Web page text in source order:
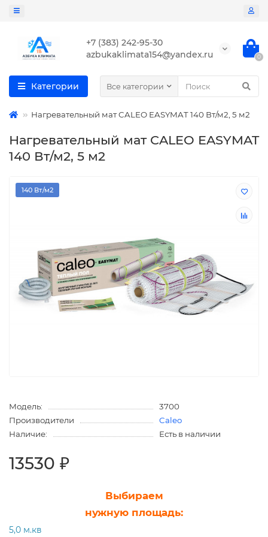
+7 (383) 242-95-30
azbukaklimata154@yandex.ru
0
Категории Все категории
Нагревательный мат CALEO EASYMAT 140 Вт/м2, 5 м2
Нагревательный мат CALEO EASYMAT
140 Вт/м2, 5 м2
140 Вт/м2
Модель:
3700
Производители
Caleo
Наличие:
Есть в наличии
13530 ₽
Выбираем
нужную площадь:
5,0 м.кв